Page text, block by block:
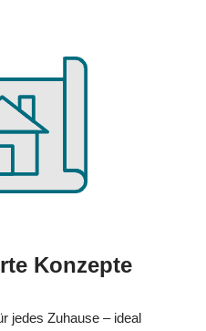
Konzepte
jedes Zuhause – ideal